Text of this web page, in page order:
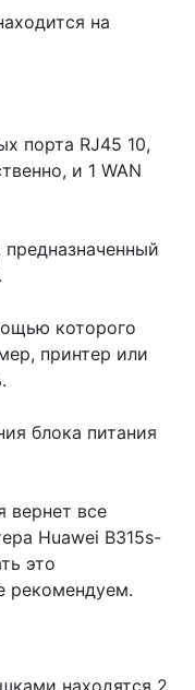
на
порта RJ45 10,
и 1 WAN
которого
принтер или
блока питания
вернет все
Huawei B315s-
это
рекомендуем.
находятся 2